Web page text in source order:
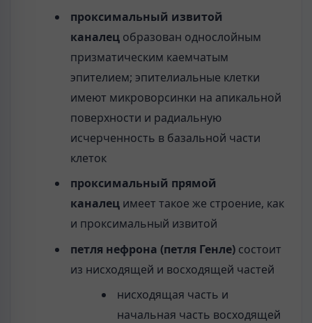
проксимальный извитой
каналец образован однослойным
призматическим каемчатым
эпителием; эпителиальные клетки
имеют микроворсинки на апикальной
поверхности и радиальную
исчерченность в базальной части
клеток
проксимальный прямой
каналец имеет такое же строение, как
и проксимальный извитой
петля нефрона (петля Генле) состоит
из нисходящей и восходящей частей
нисходящая часть и
начальная часть восходящей